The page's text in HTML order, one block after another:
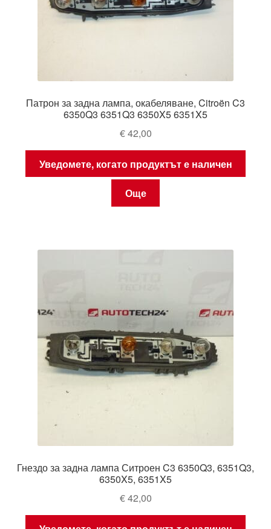
Патрон за задна лампа, окабеляване, Citroën C3
6350Q3 6351Q3 6350X5 6351X5
€42,00
Уведомете, когато продуктът е наличен
Още
Гнездо за задна лампа Ситроен C3 6350Q3, 6351Q3,
6350X5, 6351X5
€42,00